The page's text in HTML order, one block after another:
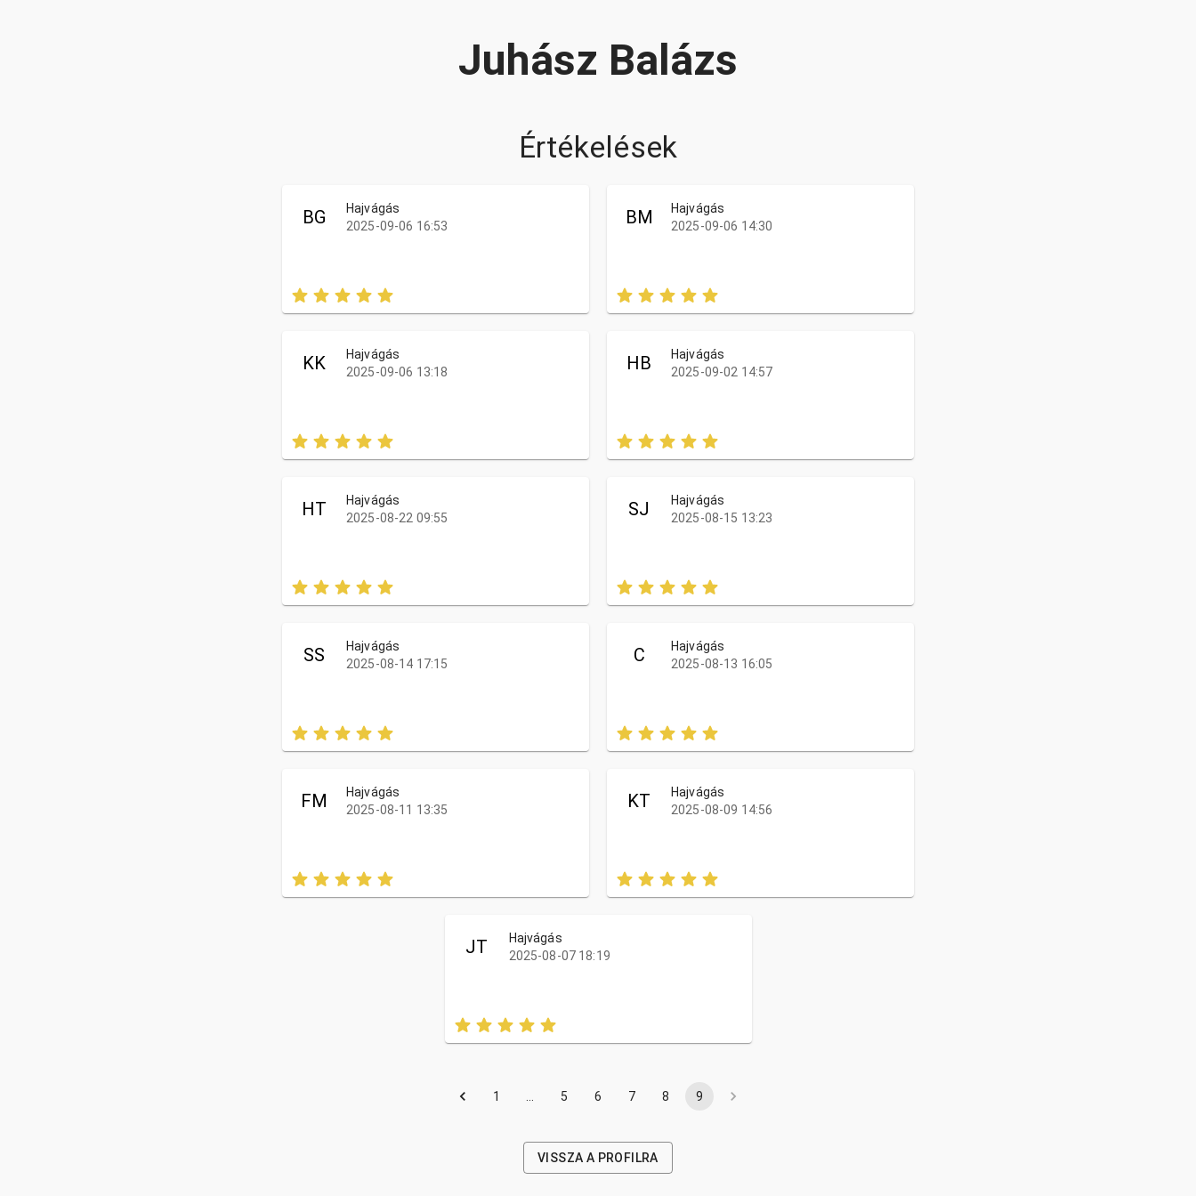
Juhász Balázs
Értékelések
BG
Hajvágás
2025-09-06 16:53
BM
Hajvágás
2025-09-06 14:30
KK
Hajvágás
2025-09-06 13:18
HB
Hajvágás
2025-09-02 14:57
HT
Hajvágás
2025-08-22 09:55
SJ
Hajvágás
2025-08-15 13:23
SS
Hajvágás
2025-08-14 17:15
C
Hajvágás
2025-08-13 16:05
FM
Hajvágás
2025-08-11 13:35
KT
Hajvágás
2025-08-09 14:56
JT
Hajvágás
2025-08-07 18:19
1 5 6 7 8 9
VISSZA A PROFILRA